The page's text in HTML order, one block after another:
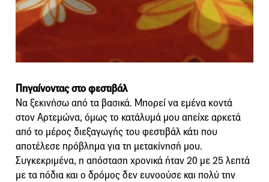
Πηγαίνοντας στο φεστιβάλ
Να ξεκινήσω από τα βασικά. Μπορεί να εμένα κοντά
στον Αρτεμώνα, όμως το κατάλυμά μου απείχε αρκετά
από το μέρος διεξαγωγής του φεστιβάλ κάτι που
αποτέλεσε πρόβλημα για τη μετακίνησή μου.
Συγκεκριμένα, η απόσταση χρονικά ήταν 20 με 25 λεπτά
με τα πόδια και ο δρόμος δεν ευνοούσε και πολύ την